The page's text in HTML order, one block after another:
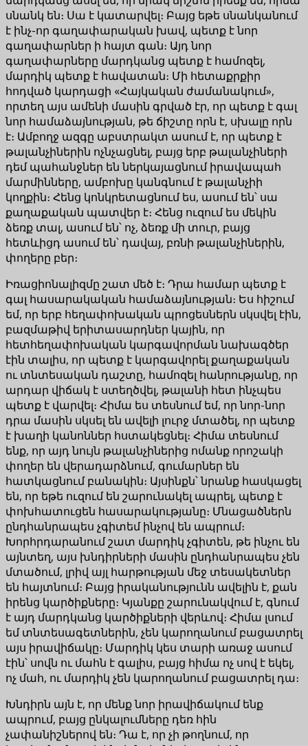
սնանկ են։ Սա է կատարվել։ Բայց եթե սնանկանում
է ինչ-որ գաղափարական խավ, պետք է նոր
գաղափարներ ի հայտ գան։ Այդ նոր
գաղափարները մարդկանց պետք է համոզել,
մարդիկ պետք է հավատան։ Մի հետաքրքիր
հոդված կարդացի «Հայկական ժամանակում»,
որտեղ այս ամենի մասին գրված էր, որ պետք է գալ
նոր համաձայնության, թե ճիշտը որն է, սխալը որն
է։ Ամբողջ ազգը աբստրակտ ասում է, որ պետք է
թալանչիներին ոչնչացնել, բայց երբ թալանչիների
դեմ պահանջներ են ներկայացնում իրավապահ
մարմինները, ամբոխը կանգնում է թալանչիի
կողքին։ Հենց կոնկրետացնում ես, ասում են՝ սա
քաղաքական պատվեր է։ Հենց ուզում ես մեկին
ձեռք տալ, ասում են՝ ոչ, ձեռք մի տուր, բայց
հետևիցդ ասում են՝ դավայ, բռնի թալանչիներին,
փողերը բեր։
Իռացիոնալիզմը շատ մեծ է։ Դրա համար պետք է
գալ հասարակական համաձայնության։ Ես հիշում
եմ, որ երբ հեղափոխական պրոցեսներն սկսվել էին,
բազմաթիվ երիտասարդներ կային, որ
հետհեղափոխական կարգավորման նախագծեր
էին տալիս, որ պետք է կարգավորել քաղաքական
ու տնտեսական դաշտը, համոզել հանրությանը, որ
արդար վիճակ է ստեղծվել, թալանի հետ ինչպես
պետք է վարվել։ Հիմա ես տեսնում եմ, որ նոր-նոր
դրա մասին սկսել են ավելի լուրջ մտածել, որ պետք
է խաղի կանոններ հստակեցնել։ Հիմա տեսնում
ենք, որ այդ նույն թալանչիներից ոմանք որոշակի
փողեր են վերադարձնում, գումարներ են
հատկացնում բանակին։ Այսինքն՝ նրանք հասկացել
են, որ եթե ուզում են շարունակել ապրել, պետք է
փոխհատուցեն հասարակությանը։ Մնացածներն
ընդհանրապես չգիտեմ ինչով են ապրում։
Խորհրդարանում շատ մարդիկ չգիտեն, թե ինչու են
այնտեղ, այս խնդիրների մասին ընդհանրապես չեն
մտածում, լրիվ այլ հարթության մեջ տեսակետներ
են հայտնում։ Բայց իրականությունն ավելին է, քան
իրենց կարծիքները։ Կյանքը շարունակվում է, գնում
է այդ մարդկանց կարծիքների վերևով։ Հիմա լսում
եմ տնտեսագետներին, չեն կարողանում բացատրել
այս իրավիճակը։ Մարդիկ կես տարի առաջ ասում
էին՝ սովն ու մահն է գալիս, բայց հիմա ոչ սով է եկել,
ոչ մահ, ու մարդիկ չեն կարողանում բացատրել դա։
Խնդիրն այն է, որ մենք նոր իրավիճակում ենք
ապրում, բայց ընկալումները դեռ հին
չափանիշներով են։ Դա է, որ չի թողնում, որ